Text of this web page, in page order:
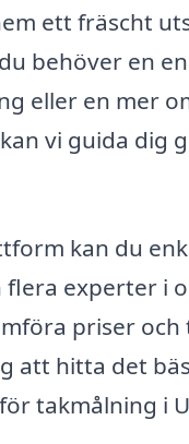
ett fräscht
behöver en
eller en mer
vi guida dig
kan du
experter i
priser och
att hitta det
takmålning i